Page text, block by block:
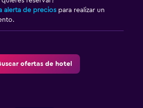
alerta de precios para realizar un
ofertas de hotel